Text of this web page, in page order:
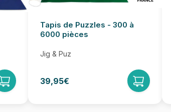
Tapis de Puzzles - 300 à
6000 pièces
Jig & Puz
39,95€